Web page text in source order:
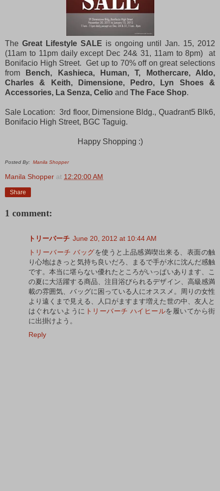
The Great Lifestyle SALE is ongoing until Jan. 15, 2012
(11am to 11pm daily except Dec 24& 31, 11am to 8pm) at
Bonifacio High Street. Get up to 70% off on great selections
from
Bench, Kashieca, Human, T, Mothercare, Aldo,
Charles & Keith, Dimensione, Pedro, Lyn Shoes &
Accessories, La Senza, Celio and The Face Shop.
Sale Location: 3rd floor, Dimensione Bldg., Quadrant5 Blk6,
Bonifacio High Street, BGC Taguig.
Happy Shopping :)
Posted By: Manila Shopper
Manila Shopper at 12:20:00 AM
Share
1 comment:
トリーバーチ June 20, 2012 at 10:44 AM
トリーバーチ バッグを使うと上品感満喫出来る、表面の触
り心地はきっと気持ち良いだろ、まるで手が水に沈んだ感触
です。本当に堪らない優れたところがいっぱいあります、こ
の夏に大活躍する商品、注目浴びられるデザイン、高級感満
載の雰囲気、バッグに困っている人にオススメ。周りの女性
より遠くまで見える、人口がますます増えた世の中、友人と
はぐれないように トリーバーチ ハイヒールを履いてから街
に出掛けよう。
Reply